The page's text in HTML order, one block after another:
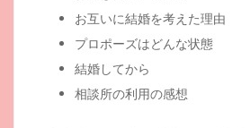
お互いに結婚を考えた理由
プロポーズはどんな状態
結婚してから
相談所の利用の感想